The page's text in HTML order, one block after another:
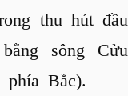
thu hút đầu
sông Cửu
Bắc).